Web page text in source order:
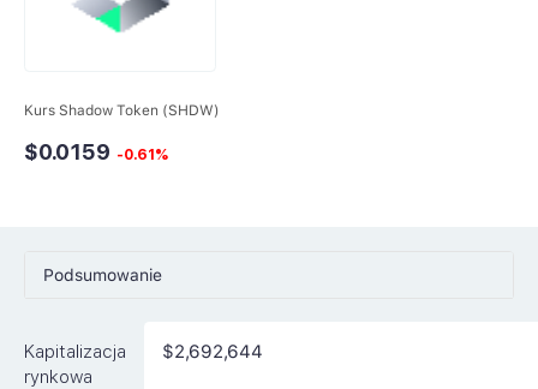
Kurs Shadow Token (SHDW)
$0.0159 -0.61%
Podsumowanie
Rynki
Kapitalizacja
rynkowa
$2,692,644